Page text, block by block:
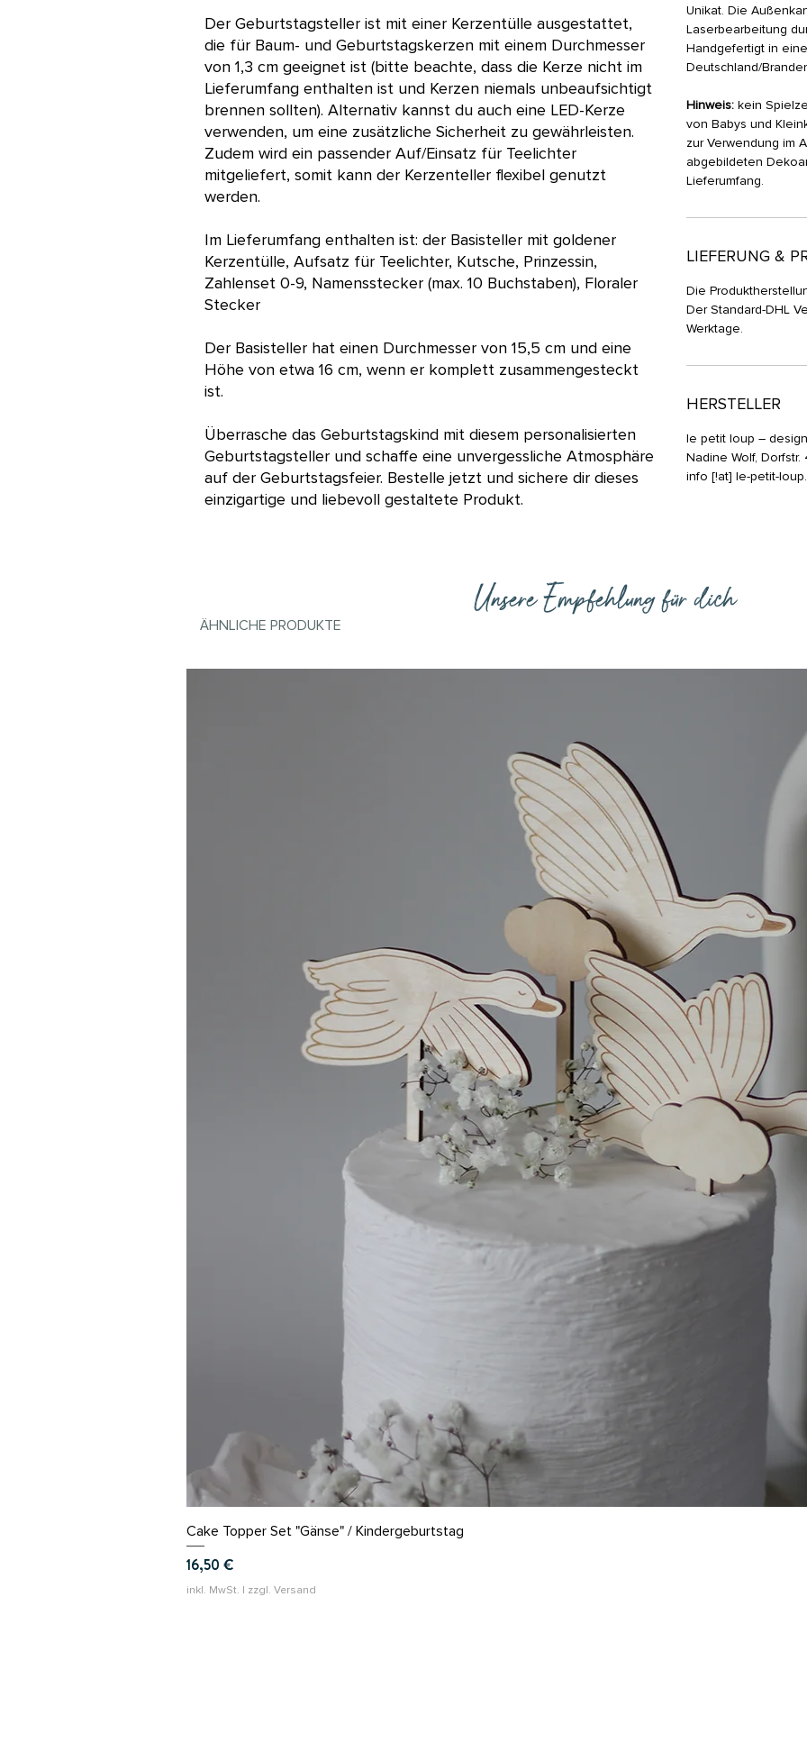
Der Geburtstagsteller ist mit einer Kerzentülle ausgestattet,
die für Baum- und Geburtstagskerzen mit einem Durchmesser
von 1,3 cm geeignet ist (bitte beachte, dass die Kerze nicht im
Lieferumfang enthalten ist und Kerzen niemals unbeaufsichtigt
brennen sollten). Alternativ kannst du auch eine LED-Kerze
verwenden, um eine zusätzliche Sicherheit zu gewährleisten.
Zudem wird ein passender Auf/Einsatz für Teelichter
mitgeliefert, somit kann der Kerzenteller flexibel genutzt
werden.
Im Lieferumfang enthalten ist: der Basisteller mit goldener
Kerzentülle, Aufsatz für Teelichter, Kutsche, Prinzessin,
Zahlenset 0-9, Namensstecker (max. 10 Buchstaben), Floraler
Stecker
Der Basisteller hat einen Durchmesser von 15,5 cm und eine
Höhe von etwa 16 cm, wenn er komplett zusammengesteckt
ist.
Überrasche das Geburtstagskind mit diesem personalisierten
Geburtstagsteller und schaffe eine unvergessliche Atmosphäre
auf der Geburtstagsfeier. Bestelle jetzt und sichere dir dieses
einzigartige und liebevoll gestaltete Produkt.
Unikat. Die
Laserbearbeitung
Handgefertigt in
Deutschland/
Hinweis: kein
von Babys und
zur Verwendung im
abgebildeten
Lieferumfang.
LIEFERUNG &
Die
Der Standard-DHL
Werktage.
HERSTELLER
le petit loup –
Nadine Wolf, Dorfstr.
info [!at] le-petit-
ÄHNLICHE PRODUKTE
Cake Topper Set "Gänse" / Kindergeburtstag
Preis
16,50 €
inkl. MwSt. | zzgl. Versand
Unsere Empfehlung für dich